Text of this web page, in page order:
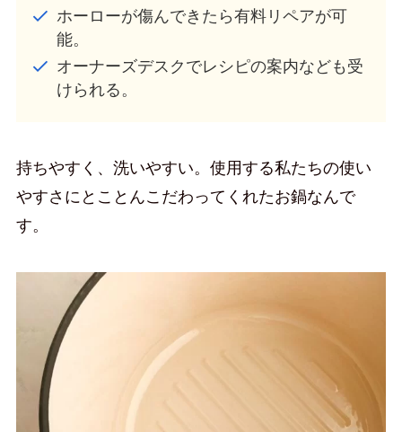
ホーローが傷んできたら有料リペアが可
能。
オーナーズデスクでレシピの案内なども受
けられる。
持ちやすく、洗いやすい。使用する私たちの使い
やすさにとことんこだわってくれたお鍋なんで
す。